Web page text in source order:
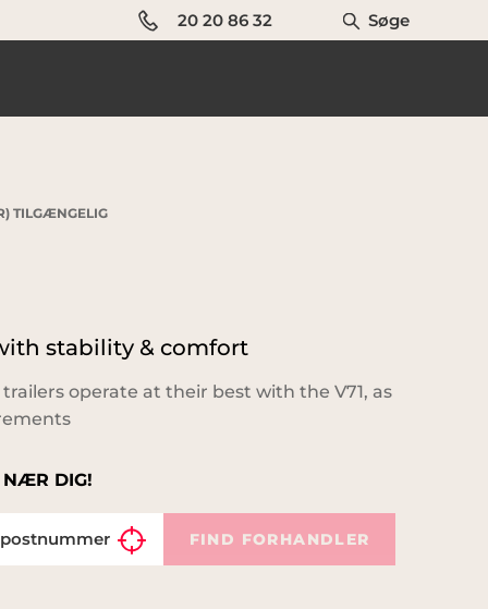
20 20 86 32 Søge
TILGÆNGELIG
stability & comfort
operate at their best with the V71, as
NÆR DIG!
FIND FORHANDLER